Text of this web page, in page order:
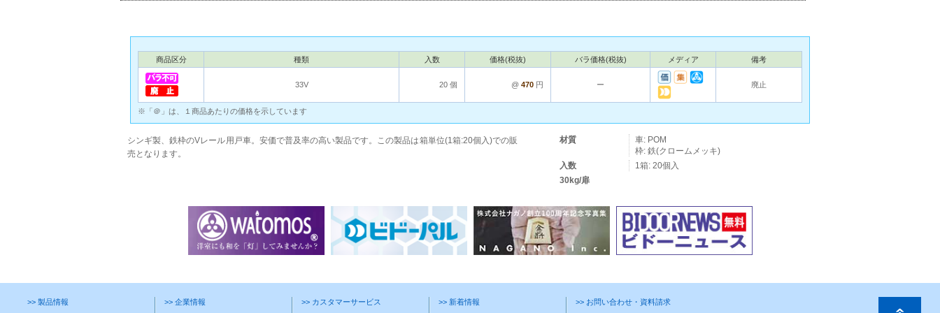
商品区分 種類 入数 価格(税抜) バラ価格(税抜) メディア 備考
33V 20 個 @ 470 円 ー 廃止
※「＠」は、１商品あたりの価格を示しています
シンギ製、鉄枠のVレール用戸車。安価で普及率の高い製品です。この製品は箱単位(1箱:20個入)での販
売となります。
材質
車: POM
枠: 鉄(クロームメッキ)
入数
1箱: 20個入
30kg/扉
>> 製品情報 >> 企業情報 >> カスタマーサービス >> 新着情報 >> お問い合わせ・資料請求